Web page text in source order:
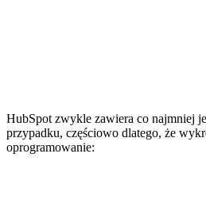
HubSpot zwykle zawiera co najmniej
przypadku, częściowo dlatego, że
oprogramowanie: